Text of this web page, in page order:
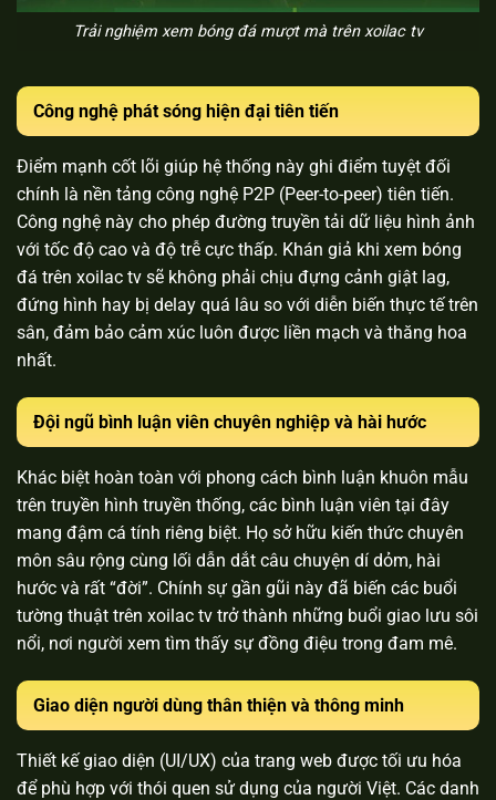
Trải nghiệm xem bóng đá mượt mà trên xoilac tv
Công nghệ phát sóng hiện đại tiên tiến
Điểm mạnh cốt lõi giúp hệ thống này ghi điểm tuyệt đối
chính là nền tảng công nghệ P2P (Peer-to-peer) tiên tiến.
Công nghệ này cho phép đường truyền tải dữ liệu hình ảnh
với tốc độ cao và độ trễ cực thấp. Khán giả khi xem bóng
đá trên xoilac tv sẽ không phải chịu đựng cảnh giật lag,
đứng hình hay bị delay quá lâu so với diễn biến thực tế trên
sân, đảm bảo cảm xúc luôn được liền mạch và thăng hoa
nhất.
Đội ngũ bình luận viên chuyên nghiệp và hài hước
Khác biệt hoàn toàn với phong cách bình luận khuôn mẫu
trên truyền hình truyền thống, các bình luận viên tại đây
mang đậm cá tính riêng biệt. Họ sở hữu kiến thức chuyên
môn sâu rộng cùng lối dẫn dắt câu chuyện dí dỏm, hài
hước và rất “đời”. Chính sự gần gũi này đã biến các buổi
tường thuật trên xoilac tv trở thành những buổi giao lưu sôi
nổi, nơi người xem tìm thấy sự đồng điệu trong đam mê.
Giao diện người dùng thân thiện và thông minh
Thiết kế giao diện (UI/UX) của trang web được tối ưu hóa
để phù hợp với thói quen sử dụng của người Việt. Các danh